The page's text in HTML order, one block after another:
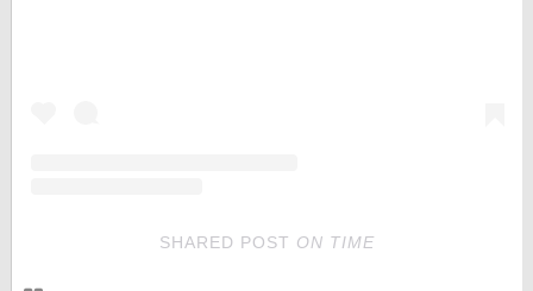
SHARED POST ON TIME